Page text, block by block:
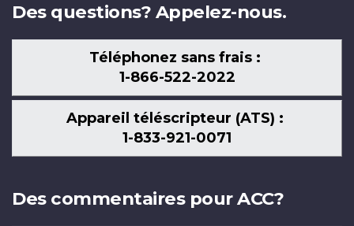
Des questions? Appelez-nous.
Téléphonez sans frais :
1-866-522-2022
Appareil téléscripteur (ATS) :
1-833-921-0071
Des commentaires pour ACC?